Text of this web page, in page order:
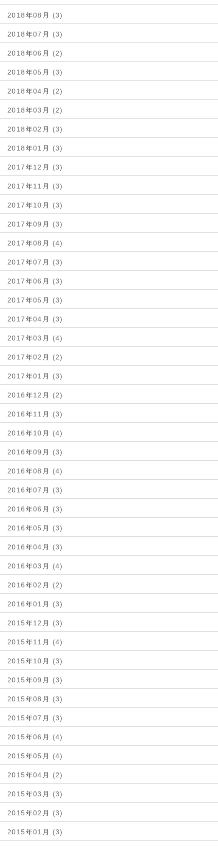
2018年08月 (3)
2018年07月 (3)
2018年06月 (2)
2018年05月 (3)
2018年04月 (2)
2018年03月 (2)
2018年02月 (3)
2018年01月 (3)
2017年12月 (3)
2017年11月 (3)
2017年10月 (3)
2017年09月 (3)
2017年08月 (4)
2017年07月 (3)
2017年06月 (3)
2017年05月 (3)
2017年04月 (3)
2017年03月 (4)
2017年02月 (2)
2017年01月 (3)
2016年12月 (2)
2016年11月 (3)
2016年10月 (4)
2016年09月 (3)
2016年08月 (4)
2016年07月 (3)
2016年06月 (3)
2016年05月 (3)
2016年04月 (3)
2016年03月 (4)
2016年02月 (2)
2016年01月 (3)
2015年12月 (3)
2015年11月 (4)
2015年10月 (3)
2015年09月 (3)
2015年08月 (3)
2015年07月 (3)
2015年06月 (4)
2015年05月 (4)
2015年04月 (2)
2015年03月 (3)
2015年02月 (3)
2015年01月 (3)